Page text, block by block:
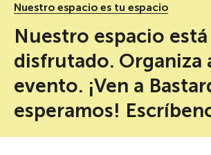
Nuestro espacio es tu espacio
Nuestro espacio
disfrutado. Organiza
evento. ¡Ven a
esperamos!